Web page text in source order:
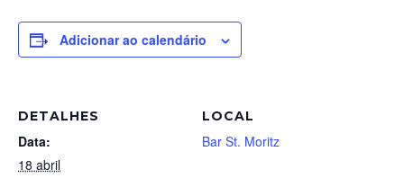
Adicionar ao calendário
DETALHES
Data:
18 abril
LOCAL
Bar St. Moritz